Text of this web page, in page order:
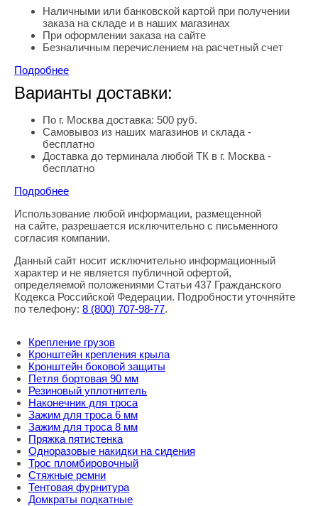
Наличными или банковской картой при получении
заказа на складе и в наших магазинах
При оформлении заказа на сайте
Безналичным перечислением на расчетный счет
Подробнее
Варианты доставки:
По г. Москва доставка: 500 руб.
Самовывоз из наших магазинов и склада -
бесплатно
Доставка до терминала любой ТК в г. Москва -
бесплатно
Подробнее
Правовая информация
Использование любой информации, размещенной
на сайте, разрешается исключительно с письменного
согласия компании.
Данный сайт носит исключительно информационный
характер и не является публичной офертой,
определяемой положениями Статьи 437 Гражданского
Кодекса Российской Федерации. Подробности уточняйте
по телефону: 8 (800) 707-98-77.
Крепление грузов
Кронштейн крепления крыла
Кронштейн боковой защиты
Петля бортовая 90 мм
Резиновый уплотнитель
Наконечник для троса
Зажим для троса 6 мм
Зажим для троса 8 мм
Пряжка пятистенка
Одноразовые накидки на сидения
Трос пломбировочный
Стяжные ремни
Тентовая фурнитура
Домкраты подкатные